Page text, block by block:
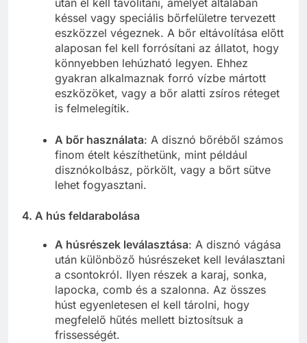
után el kell távolítani, amelyet általában
késsel vagy speciális bőrfelületre tervezett
eszközzel végeznek. A bőr eltávolítása előtt
alaposan fel kell forrósítani az állatot, hogy
könnyebben lehúzható legyen. Ehhez
gyakran alkalmaznak forró vízbe mártott
eszközöket, vagy a bőr alatti zsíros réteget
is felmelegítik.
A bőr használata: A disznó bőréből számos
finom ételt készíthetünk, mint például
disznókolbász, pörkölt, vagy a bőrt sütve
lehet fogyasztani.
4. A hús feldarabolása
A húsrészek leválasztása: A disznó vágása
után különböző húsrészeket kell leválasztani
a csontokról. Ilyen részek a karaj, sonka,
lapocka, comb és a szalonna. Az összes
húst egyenletesen el kell tárolni, hogy
megfelelő hűtés mellett biztosítsuk a
frissességét.